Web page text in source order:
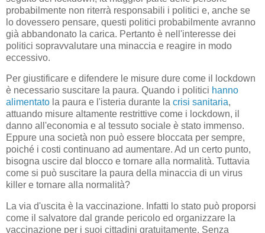
probabilmente non riterrà responsabili i politici e, anche se
lo dovessero pensare, questi politici probabilmente avranno
già abbandonato la carica. Pertanto è nell'interesse dei
politici sopravvalutare una minaccia e reagire in modo
eccessivo.
Per giustificare e difendere le misure dure come il lockdown
è necessario suscitare la paura. Quando i politici hanno
alimentato la paura e l'isteria durante la crisi sanitaria,
attuando misure altamente restrittive come i lockdown, il
danno all'economia e al tessuto sociale è stato immenso.
Eppure una società non può essere bloccata per sempre,
poiché i costi continuano ad aumentare. Ad un certo punto,
bisogna uscire dal blocco e tornare alla normalità. Tuttavia
come si può suscitare la paura della minaccia di un virus
killer e tornare alla normalità?
La via d'uscita è la vaccinazione. Infatti lo stato può proporsi
come il salvatore dal grande pericolo ed organizzare la
vaccinazione per i suoi cittadini gratuitamente. Senza